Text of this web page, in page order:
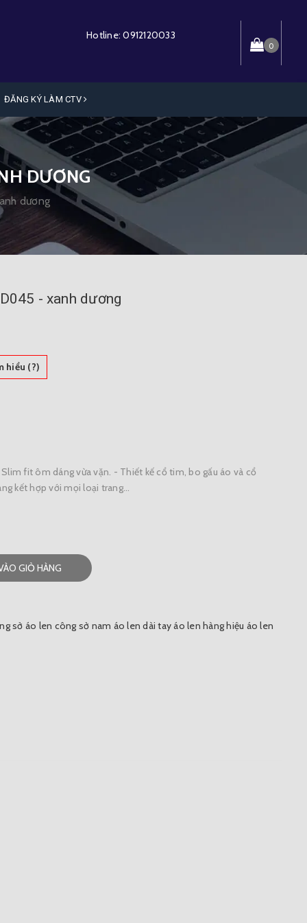
Hotline:0912120033
0
ĐĂNG KÝ LÀM CTV
DƯƠNG
dương
- xanh dương
hiểu (?)
Slim fit ôm dáng vừa vặn. - Thiết kế cổ tim, bo gấu áo và cổ
kết hợp với mọi loại trang...
GIỎ HÀNG
sở áo len công sở nam áo len dài tayáo len hàng hiệu áo len